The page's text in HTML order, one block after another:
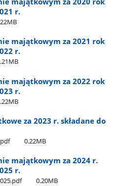
r.
majątkowym za 2021 rok
r.
majątkowym za 2022 rok
r.
za 2023 r. składane do
0.22MB
majątkowym za 2024 r.
r.
0.20MB